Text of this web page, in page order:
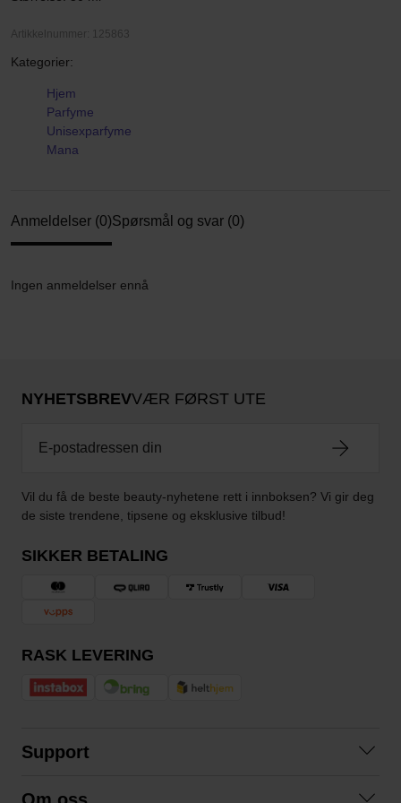
Artikkelnummer: 125863
Kategorier:
Hjem
Parfyme
Unisexparfyme
Mana
Anmeldelser (0)Spørsmål og svar (0)
Ingen anmeldelser ennå
NYHETSBREVVÆR FØRST UTE
Vil du få de beste beauty-nyhetene rett i innboksen? Vi gir deg
de siste trendene, tipsene og eksklusive tilbud!
SIKKER BETALING
RASK LEVERING
Support